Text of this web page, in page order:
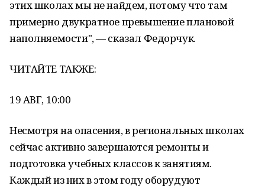
этих школах мы не найдем, потому что там
примерно двукратное превышение плановой
наполняемости", — сказал Федорчук.
ЧИТАЙТЕ ТАКЖЕ:
19 АВГ, 10:00
Несмотря на опасения, в региональных школах
сейчас активно завершаются ремонты и
подготовка учебных классов к занятиям.
Каждый из них в этом году оборудуют